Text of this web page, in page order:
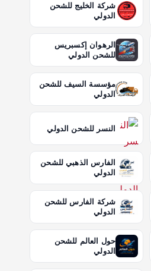
شركة الخليج للشحن
الدولي
الرهوان إكسبريس
للشحن الدولي
مؤسسة السيف للشحن
الدولي
النسر للشحن الدولي
الفارس الذهبي للشحن
الدولي
شركة الفارس للشحن
الدولي
حول العالم للشحن
الدولي